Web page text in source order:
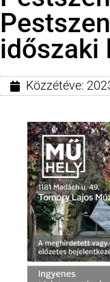
időszaki
Közzétéve: